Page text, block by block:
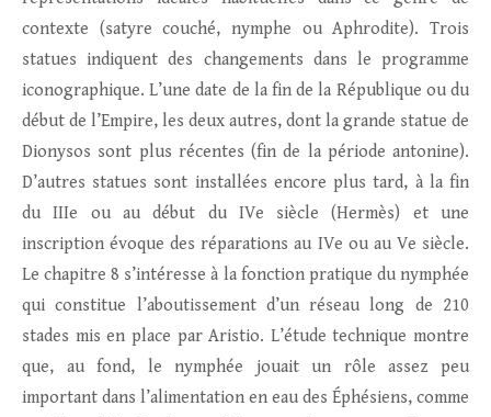
contexte (satyre couché, nymphe ou Aphrodite). Trois
statues indiquent des changements dans le programme
iconographique. L’une date de la fin de la République ou du
début de l’Empire, les deux autres, dont la grande statue de
Dionysos sont plus récentes (fin de la période antonine).
D’autres statues sont installées encore plus tard, à la fin
du IIIe ou au début du IVe siècle (Hermès) et une
inscription évoque des réparations au IVe ou au Ve siècle.
Le chapitre 8 s’intéresse à la fonction pratique du nymphée
qui constitue l’aboutissement d’un réseau long de 210
stades mis en place par Aristio. L’étude technique montre
que, au fond, le nymphée jouait un rôle assez peu
important dans l’alimentation en eau des Éphésiens, comme